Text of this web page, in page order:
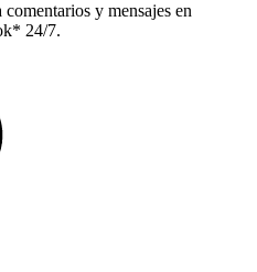
y mensajes en
24/7.